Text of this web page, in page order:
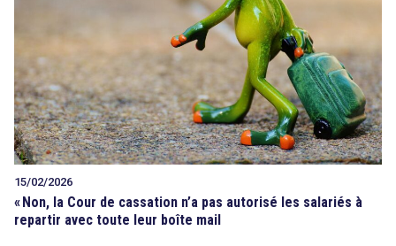
15/02/2026
« Non, la Cour de cassation n’a pas autorisé les salariés à
repartir avec toute leur boîte mail